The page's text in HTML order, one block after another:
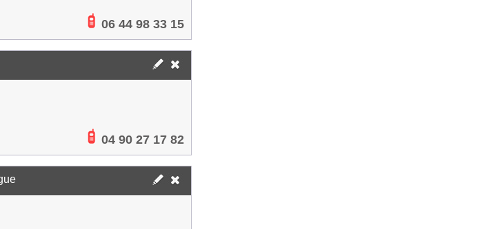
06 44 98 33 15
04 90 27 17 82